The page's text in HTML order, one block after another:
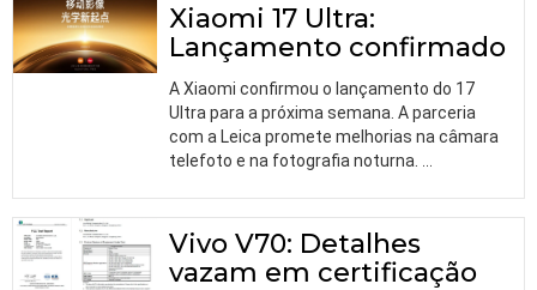
Xiaomi 17 Ultra:
Lançamento confirmado
A Xiaomi confirmou o lançamento do 17
Ultra para a próxima semana. A parceria
com a Leica promete melhorias na câmara
telefoto e na fotografia noturna.
Vivo V70: Detalhes
vazam em certificação